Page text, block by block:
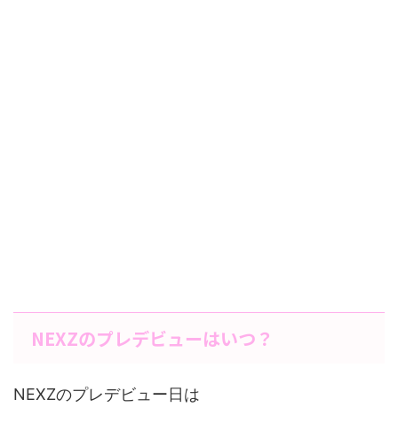
NEXZのプレデビューはいつ？
NEXZのプレデビュー日は